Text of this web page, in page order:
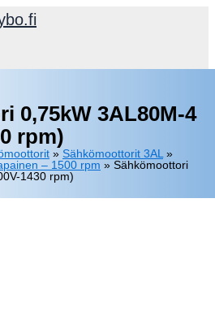
0,75kW 3AL80M-4
rpm)
» Sähkömoottorit 3AL »
– 1500 rpm » Sähkömoottori
1430 rpm)